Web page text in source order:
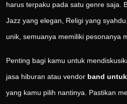
harus terpaku pada satu genre saja.
Jazz yang elegan, Religi yang
unik, semuanya memiliki pesonanya
Penting bagi kamu untuk
jasa hiburan atau vendor band
yang kamu pilih nantinya. Pastikan